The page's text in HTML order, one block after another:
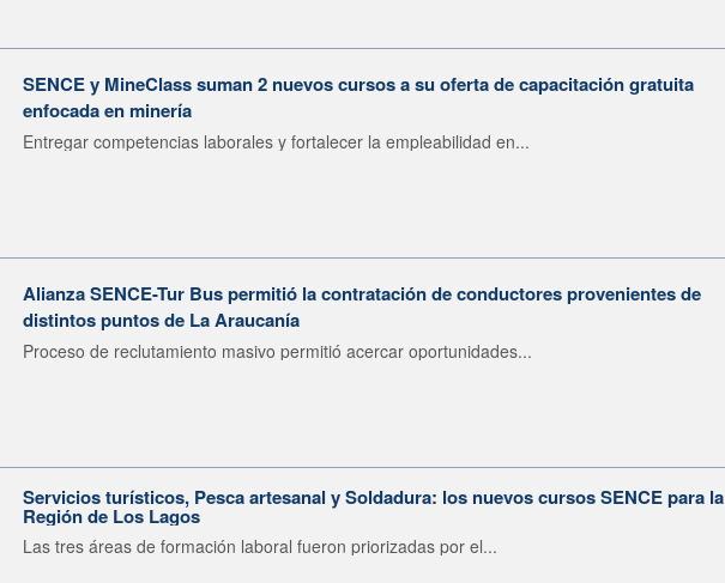
SENCE y MineClass suman 2 nuevos cursos a su oferta de capacitación gratuita
enfocada en minería
Entregar competencias laborales y fortalecer la empleabilidad en...
Alianza SENCE-Tur Bus permitió la contratación de conductores provenientes de
distintos puntos de La Araucanía
Proceso de reclutamiento masivo permitió acercar oportunidades...
Servicios turísticos, Pesca artesanal y Soldadura: los nuevos cursos SENCE para la
Región de Los Lagos
Las tres áreas de formación laboral fueron priorizadas por el...